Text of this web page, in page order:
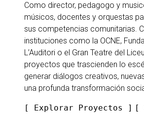
Como director, pedagogo y
músicos, docentes y orquestas
sus competencias comunitarias.
instituciones como la OCNE,
L’Auditori o el Gran Teatre del
proyectos que trascienden lo
generar diálogos creativos,
una profunda transformación
[ Explorar Proyectos ] [